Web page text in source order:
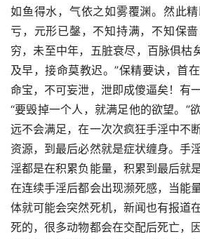
如鱼得水，气依之如雾覆渊。然此
亏，元形已鏧，不知持满，不知保
穷，未至中年，五脏衰尽，百脉俱枯
及早，接命莫教迟。”保精要诀，首
命宝，不可妄泄，泄即成傻逼矣！有
“要毁掉一个人，就满足他的欲望。”
远不会满足，在一次次疯狂手淫中不
资源，到最后必然就是症状缠身。手
淫都是在积累负能量，积累到最后就
在连续手淫后都会出现濒死感，当能
体就可能会突然死机，新闻也有报道
死的，很多动物都会在交配后死亡，